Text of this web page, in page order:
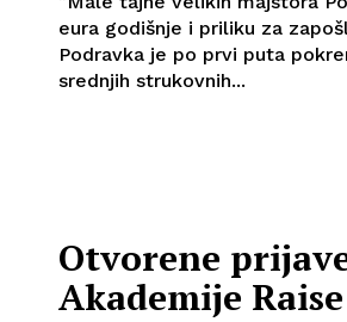
eura godišnje i priliku za
Podravka je po prvi puta
srednjih strukovnih...
Otvorene
Akademije